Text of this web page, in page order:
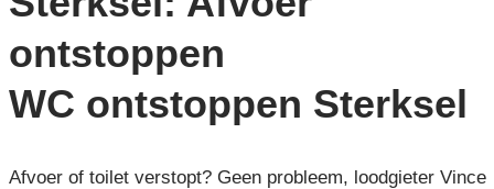
ontstoppen
WC ontstoppen Sterksel
Afvoer of toilet verstopt? Geen probleem, loodgieter Vince